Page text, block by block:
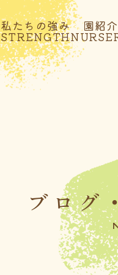
私たちの強み
STRENGTH
園紹介
ブログ